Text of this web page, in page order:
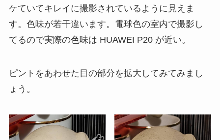
ケていてキレイに撮影されているように見えま
す。色味が若干違います。電球色の室内で撮影し
てるので実際の色味は HUAWEI P20 が近い。
ピントをあわせた目の部分を拡大してみてみまし
ょう。